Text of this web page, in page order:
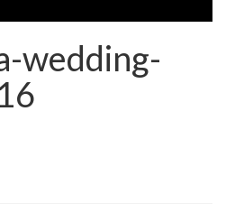
wedding-